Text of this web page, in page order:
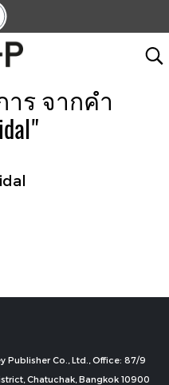
ร จากคำ
Publisher Co., Ltd., Office: 87/9
Chatuchak, Bangkok 10900